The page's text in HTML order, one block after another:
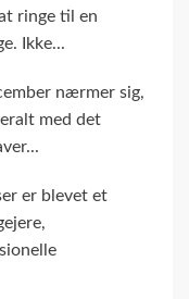
ringe til en
Ikke...
nærmer sig,
med det
er blevet et